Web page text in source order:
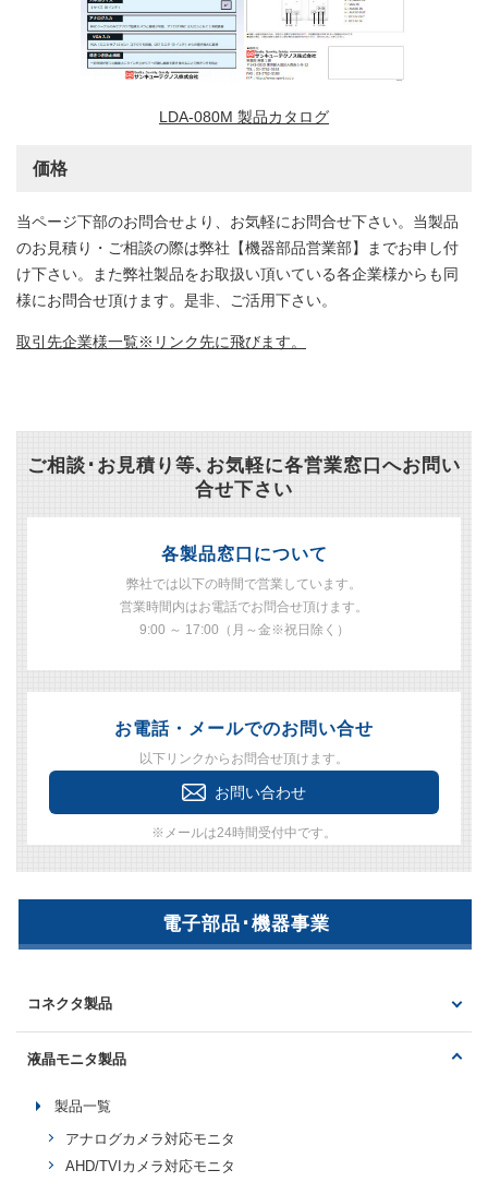
LDA-080M 製品カタログ
価格
当ページ下部のお問合せより、お気軽にお問合せ下さい。当製品
のお見積り・ご相談の際は弊社【機器部品営業部】までお申し付
け下さい。また弊社製品をお取扱い頂いている各企業様からも同
様にお問合せ頂けます。是非、ご活用下さい。
取引先企業様一覧※リンク先に飛びます。
ご相談･お見積り等､お気軽に各営業窓口へお問い
合せ下さい
各製品窓口について
弊社では以下の時間で営業しています。
営業時間内はお電話でお問合せ頂けます。
9:00 ～ 17:00（月～金※祝日除く）
お電話・メールでのお問い合せ
以下リンクからお問合せ頂けます。
お問い合わせ
※メールは24時間受付中です。
電子部品･機器事業
コネクタ製品
製品一覧
USB･ミニUSB･マイクロUSB
ミニDinコネクタ
Dinコネクタ
液晶モニタ製品
製品一覧
アナログカメラ対応モニタ
AHD/TVIカメラ対応モニタ